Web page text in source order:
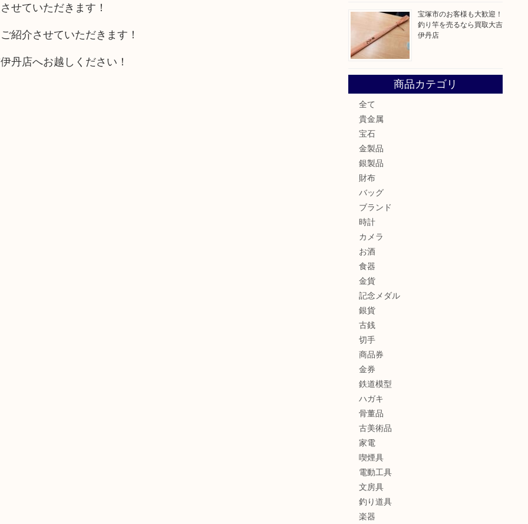
せていただきます！
紹介させていただきます！
丹店へお越しください！
宝塚市のお客様も大歓迎！
釣り竿を売るなら買取大吉
伊丹店
商品カテゴリ
全て
貴金属
宝石
金製品
銀製品
財布
バッグ
ブランド
時計
カメラ
お酒
食器
金貨
記念メダル
銀貨
古銭
切手
商品券
金券
鉄道模型
ハガキ
骨董品
古美術品
家電
喫煙具
電動工具
文房具
釣り道具
楽器